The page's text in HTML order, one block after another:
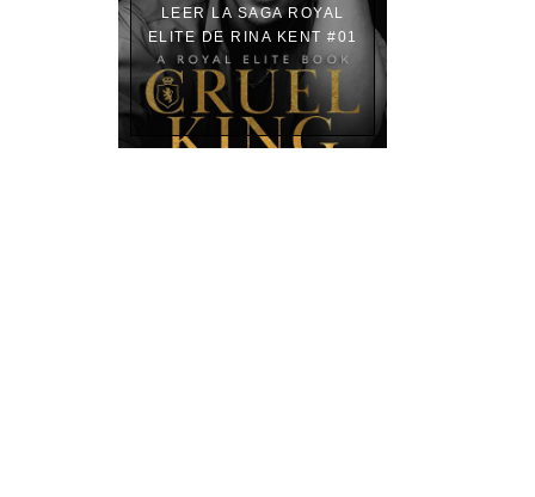
LEER LA SAGA ROYAL
ELITE DE RINA KENT #01